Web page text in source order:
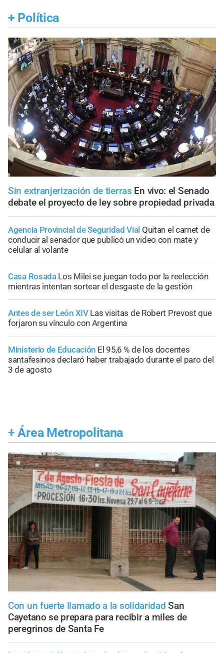
+ Política
Sin extranjerización de tierras En vivo: el Senado
debate el proyecto de ley sobre propiedad privada
Agencia Provincial de Seguridad Vial Quitan el carnet de
conducir al senador que publicó un video con mate y
celular al volante
Casa Rosada Los Milei se juegan todo por la reelección
mientras intentan sortear el desgaste de la gestión
Antes de ser León XIV Las visitas de Robert Prevost que
forjaron su vínculo con Argentina
Ministerio de Educación El 95,6 % de los docentes
santafesinos declaró haber trabajado durante el paro del
3 de agosto
+ Área Metropolitana
Con un fuerte llamado a la solidaridad San
Cayetano se prepara para recibir a miles de
peregrinos de Santa Fe